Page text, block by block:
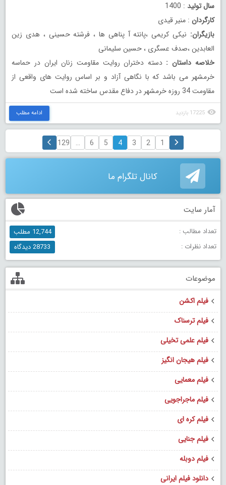
سال تولید : 1400
کارگردان : منیر قیدی
بازیگران: نیکی کریمی ،پانته آ پناهی ها ، فرشته حسینی ، هدی زین
العابدین ،صدف عسگری ، حسین سلیمانی
خلاصه داستان : دسته دختران روایت مقاومت زنان ایران در حماسه
خرمشهر می باشد که با نگاهی آزاد و بر اساس روایت های واقعی از
مقاومت 34 روزه خرمشهر در دفاع مقدس ساخته شده است
17225 بازدید ادامه مطلب
1
2
3
4
5
6
…
129
کانال تلگرام ما
آمار سایت
تعداد مطالب :
12,744 مطلب
تعداد نظرات :
28733 دیدگاه
موضوعات
فیلم اکشن
فیلم ترسناک
فیلم علمی تخیلی
فیلم هیجان انگیز
فیلم معمایی
فیلم ماجراجویی
فیلم کره ای
فیلم جنایی
فیلم دوبله
دانلود فیلم ایرانی